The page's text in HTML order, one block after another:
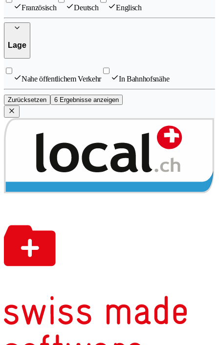
Französisch Deutsch Englisch
Lage
Nahe öffentlichem Verkehr In Bahnhofsnähe
Zurücksetzen 6 Ergebnisse anzeigen